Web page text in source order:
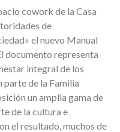
cowork de la Casa
de
el nuevo Manual
documento representa
integral de los
parte de la Familia
un amplia gama de
de la cultura e
el resultado, muchos de